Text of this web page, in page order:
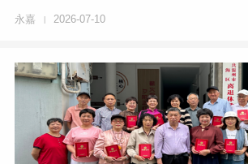
永嘉 | 2026-07-10